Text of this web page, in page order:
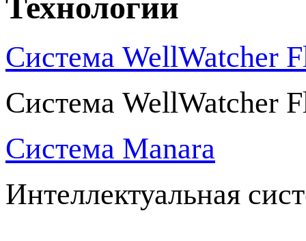
Система WellWatcher
Система WellWatcher
Система Manara
Интеллектуальная